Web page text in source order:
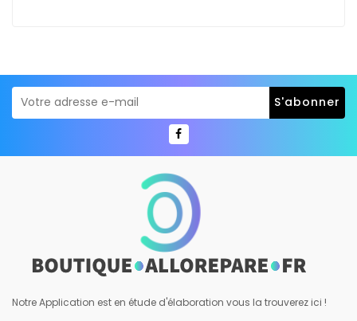
Notre Application est en étude d'élaboration vous la trouverez ici !